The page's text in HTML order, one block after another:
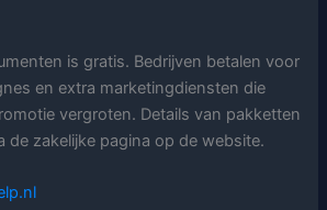
is gratis. Bedrijven betalen voor
en extra marketingdiensten die
vergroten. Details van pakketten
de zakelijke pagina op de website.